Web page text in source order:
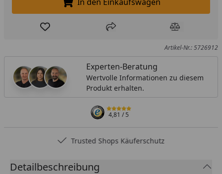
In den Einkaufswagen legen
Produkt zur Wunschliste hinzufügen
Teilen Produkt
Artikel-Nr.: 5726912
Experten-Beratung
Wertvolle Informationen zu diesem
Produkt erhalten.
4,81/ 5
Trusted Shops Käuferschutz
Detailbeschreibung